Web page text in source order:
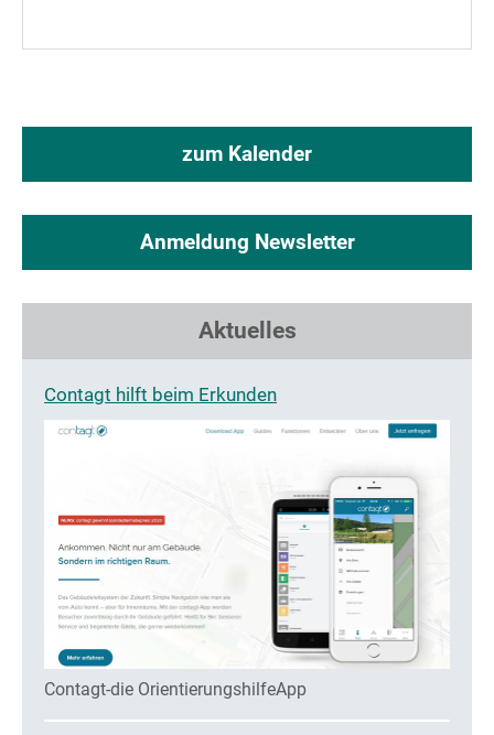
zum Kalender
Anmeldung Newsletter
Aktuelles
Contagt hilft beim Erkunden
Contagt-die OrientierungshilfeApp